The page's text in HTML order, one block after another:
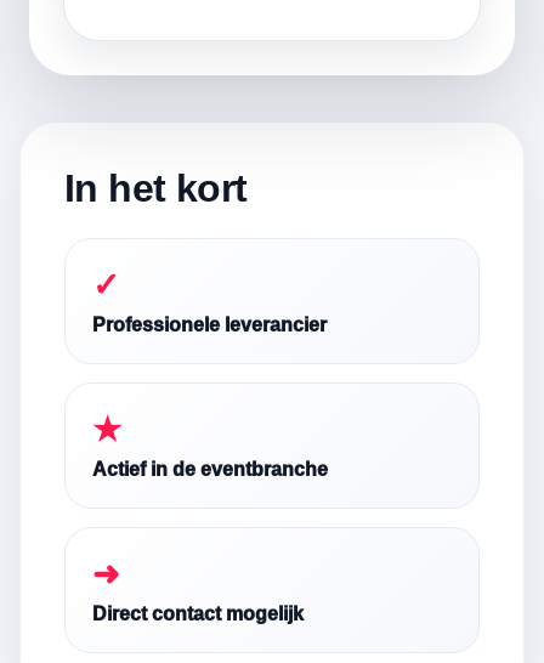
In het kort
✓
Professionele leverancier
★
Actief in de eventbranche
➜
Direct contact mogelijk